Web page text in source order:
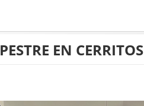
EN CERRITOS